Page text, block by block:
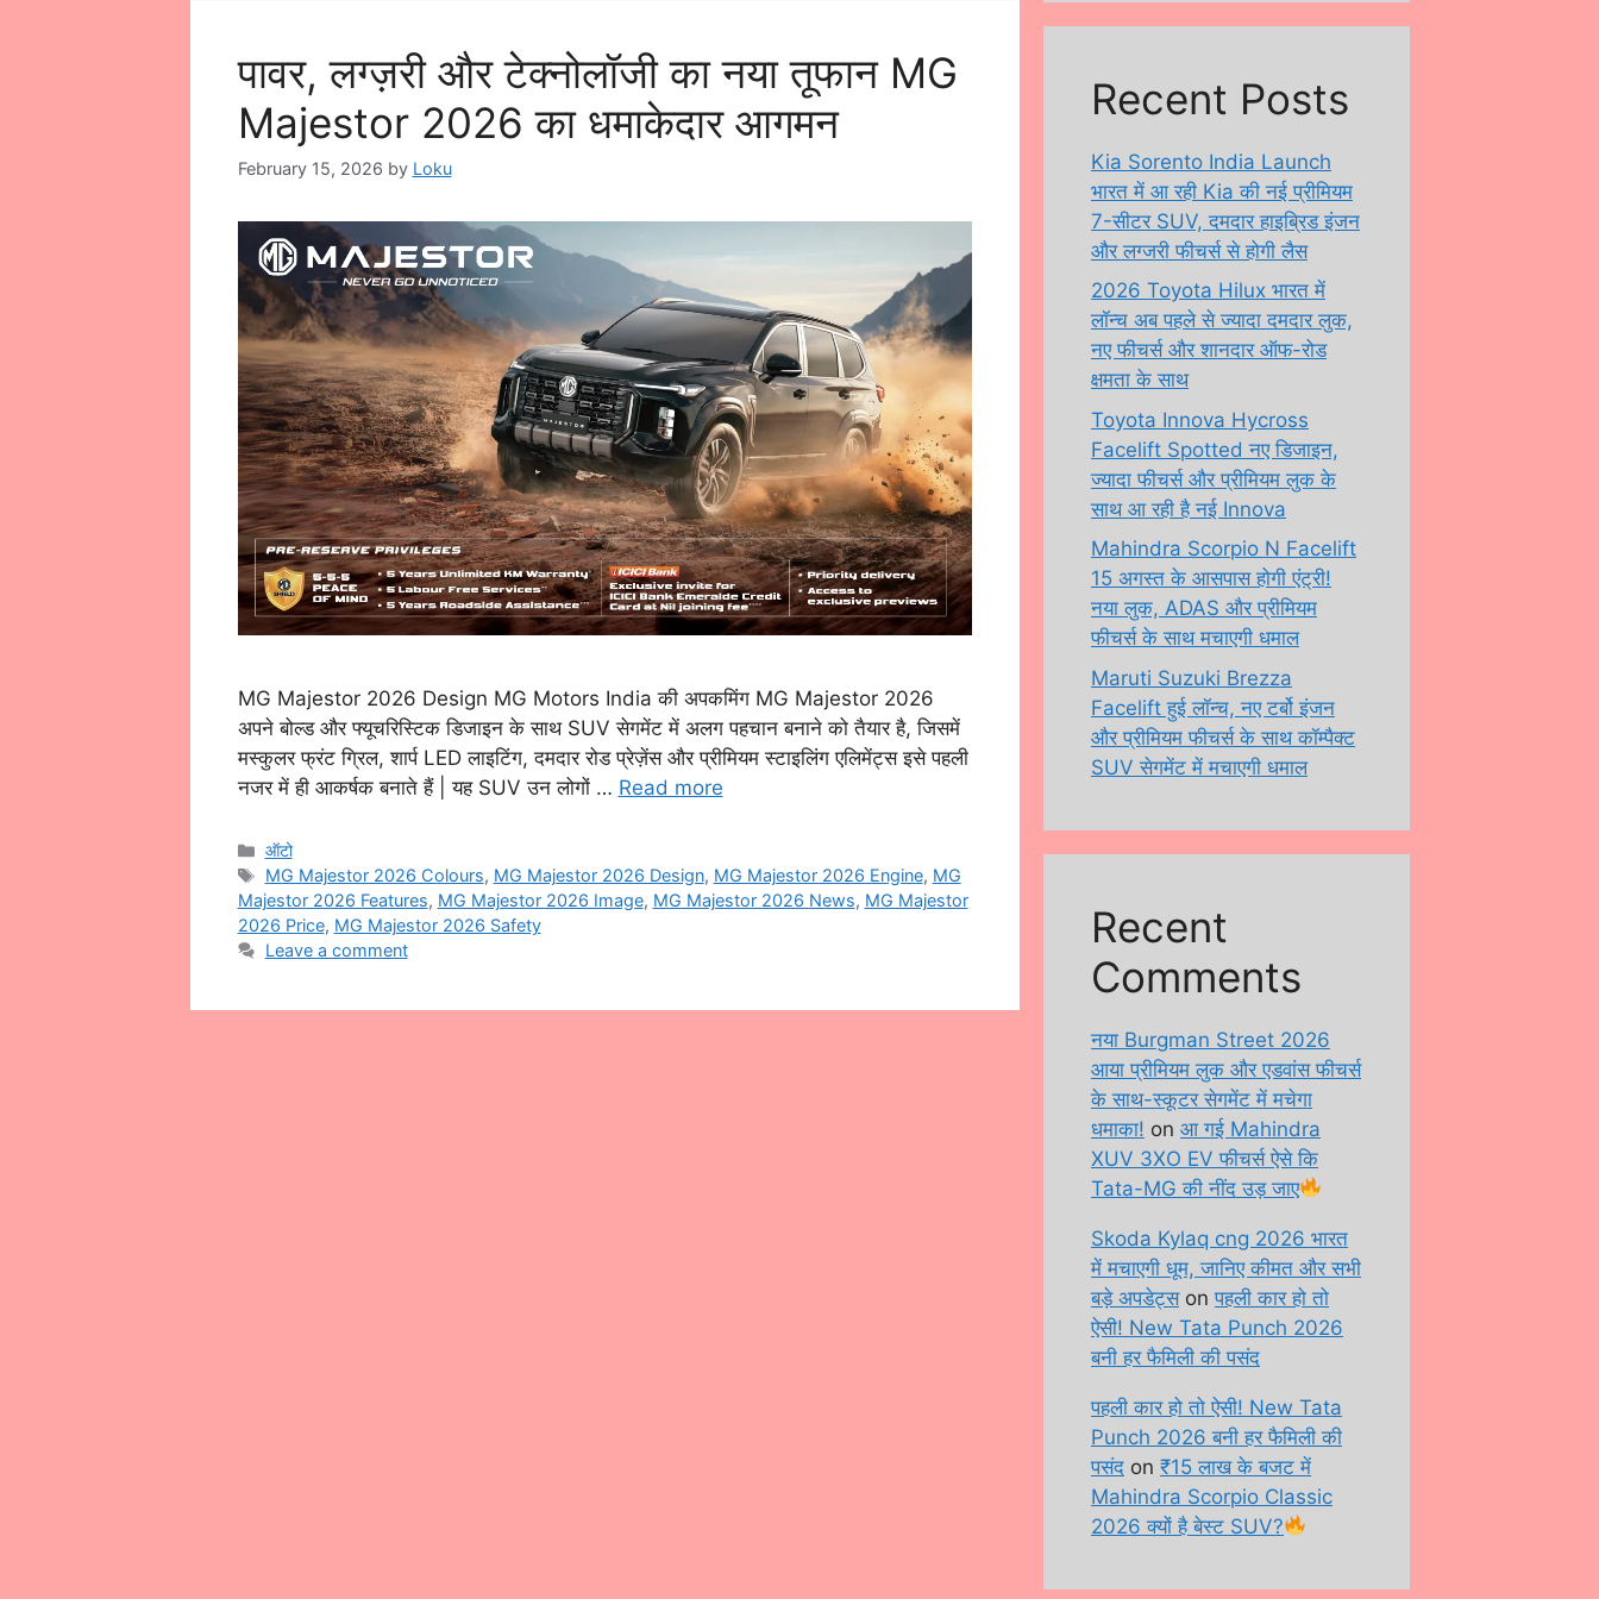
पावर, लग्ज़री और टेक्नोलॉजी का नया तूफान MG
Majestor 2026 का धमाकेदार आगमन
February 15, 2026 by Loku
MG Majestor 2026 Design MG Motors India की अपकमिंग MG Majestor 2026
अपने बोल्ड और फ्यूचरिस्टिक डिजाइन के साथ SUV सेगमेंट में अलग पहचान बनाने को तैयार है, जिसमें
मस्कुलर फ्रंट ग्रिल, शार्प LED लाइटिंग, दमदार रोड प्रेज़ेंस और प्रीमियम स्टाइलिंग एलिमेंट्स इसे पहली
नजर में ही आकर्षक बनाते हैं | यह SUV उन लोगों … Read more
Categories
ऑटो
Tags
MG Majestor 2026 Colours, MG Majestor 2026 Design, MG Majestor 2026 Engine, MG
Majestor 2026 Features, MG Majestor 2026 Image, MG Majestor 2026 News, MG Majestor
2026 Price, MG Majestor 2026 Safety
Leave a comment
Recent Posts
Kia Sorento India Launch
भारत में आ रही Kia की नई प्रीमियम
7-सीटर SUV, दमदार हाइब्रिड इंजन
और लग्जरी फीचर्स से होगी लैस
2026 Toyota Hilux भारत में
लॉन्च अब पहले से ज्यादा दमदार लुक,
नए फीचर्स और शानदार ऑफ-रोड
क्षमता के साथ
Toyota Innova Hycross
Facelift Spotted नए डिजाइन,
ज्यादा फीचर्स और प्रीमियम लुक के
साथ आ रही है नई Innova
Mahindra Scorpio N Facelift
15 अगस्त के आसपास होगी एंट्री!
नया लुक, ADAS और प्रीमियम
फीचर्स के साथ मचाएगी धमाल
Maruti Suzuki Brezza
Facelift हुई लॉन्च, नए टर्बो इंजन
और प्रीमियम फीचर्स के साथ कॉम्पैक्ट
SUV सेगमेंट में मचाएगी धमाल
Recent
Comments
नया Burgman Street 2026
आया प्रीमियम लुक और एडवांस फीचर्स
के साथ-स्कूटर सेगमेंट में मचेगा
धमाका! on आ गई Mahindra
XUV 3XO EV फीचर्स ऐसे कि
Tata-MG की नींद उड़ जाए
Skoda Kylaq cng 2026 भारत
में मचाएगी धूम, जानिए कीमत और सभी
बड़े अपडेट्सonपहली कार हो तो
ऐसी! New Tata Punch 2026
बनी हर फैमिली की पसंद
पहली कार हो तो ऐसी! New Tata
Punch 2026 बनी हर फैमिली की
पसंद on ₹15 लाख के बजट में
Mahindra Scorpio Classic
2026 क्यों है बेस्ट SUV?